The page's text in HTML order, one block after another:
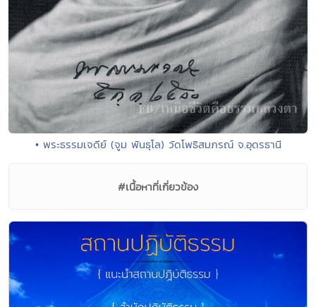
• พระธรรมเจดีย์ (จูม พันธุโล) วัดโพธิสมภรณ์ จ.อุดรธานี
#เนื้อหาที่เกี่ยวข้อง